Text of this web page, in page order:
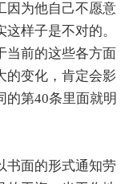
因为他自己不愿意
样子是不对的。
当前的这些各方面
的变化，肯定会影
的第40条里面就明
书面的形式通知劳